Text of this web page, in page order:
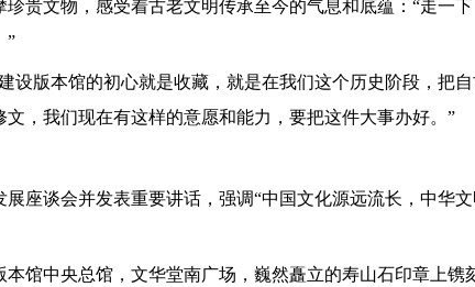
贵文物，感受着古老文明传承至今的气息和底蕴：“走一
”
设版本馆的初心就是收藏，就是在我们这个历史阶段，把
，我们现在有这样的意愿和能力，要把这件大事办好。”
座谈会并发表重要讲话，强调“中国文化源远流长，中华
馆中央总馆，文华堂南广场，巍然矗立的寿山石印章上镌